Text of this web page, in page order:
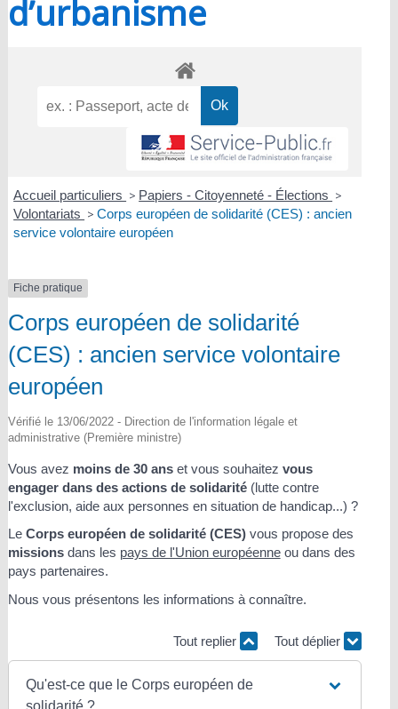
d’urbanisme
Accueil particuliers > Papiers - Citoyenneté - Élections >
Volontariats > Corps européen de solidarité (CES) : ancien
service volontaire européen
Fiche pratique
Corps européen de solidarité
(CES) : ancien service volontaire
européen
Vérifié le 13/06/2022 - Direction de l'information légale et
administrative (Première ministre)
Vous avez moins de 30 anset vous souhaitez vous
engager dans des actions de solidarité(lutte contre
l'exclusion, aide aux personnes en situation de handicap...) ?
Le Corps européen de solidarité (CES)vous propose des
missionsdans les pays de l'Union européenneou dans des
pays partenaires.
Nous vous présentons les informations à connaître.
Tout replier Tout déplier
Qu'est-ce que le Corps européen de
solidarité ?